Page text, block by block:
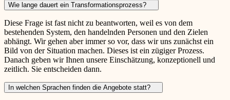
Wie lange dauert ein Transformationsprozess?
Diese Frage ist fast nicht zu beantworten, weil es von dem
bestehenden System, den handelnden Personen und den Zielen
abhängt. Wir gehen aber immer so vor, dass wir uns zunächst ein
Bild von der Situation machen. Dieses ist ein zügiger Prozess.
Danach geben wir Ihnen unsere Einschätzung, konzeptionell und
zeitlich. Sie entscheiden dann.
In welchen Sprachen finden die Angebote statt?